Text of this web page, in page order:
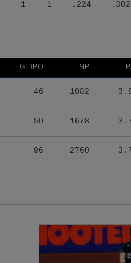
1 1 .224 .302
GIDPO NP
46 1082
50 1678
96 2760